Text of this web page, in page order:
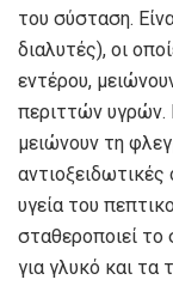
του σύσταση.
διαλυτές), οι
εντέρου,
περιττών υγρών.
μειώνουν τη
υγεία του
σταθεροποιεί το
για γλυκό και τα